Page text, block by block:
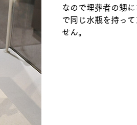
なので埋葬者の甥
で同じ水瓶を持っ
せん。